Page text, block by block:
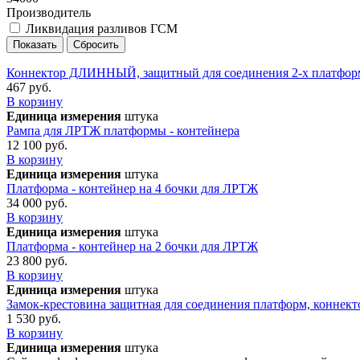
Производитель
Ликвидация разливов ГСМ
Коннектор ДЛИННЫЙ, защитный для соединения 2-х
467 руб.
В корзину
Единица измерения штука
Рампа для ЛРТЖ платформы - контейнера
12 100 руб.
В корзину
Единица измерения штука
Платформа - контейнер на 4 бочки для ЛРТЖ
34 000 руб.
В корзину
Единица измерения штука
Платформа - контейнер на 2 бочки для ЛРТЖ
23 800 руб.
В корзину
Единица измерения штука
Замок-крестовина защитная для соединения платформ,
1 530 руб.
В корзину
Единица измерения штука